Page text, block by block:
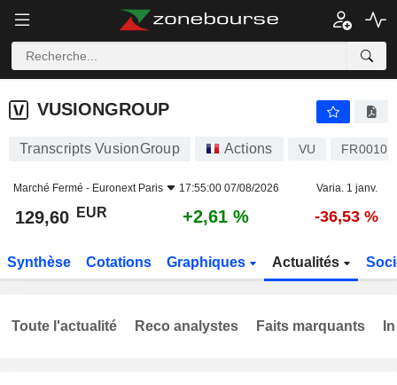
VUSIONGROUP
VUSIONGROUP
Transcripts VusionGroup Actions VU
Marché Fermé - Euronext Paris 17:55:00 07/08/2026 Varia. 1 janv.
129,60 EUR +2,61 % -36,53 %
Synthèse Cotations Graphiques Actualités
Toute l'actualité Reco analystes Faits marquants